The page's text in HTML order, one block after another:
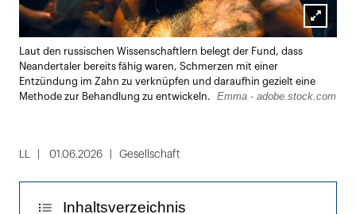
Lightbox
Laut den russischen Wissenschaftlern belegt der Fund, dass
Neandertaler bereits fähig waren, Schmerzen mit einer
Entzündung im Zahn zu verknüpfen und daraufhin gezielt eine
Methode zur Behandlung zu entwickeln.
Emma - adobe.stock.com
01.06.2026 Gesellschaft
Inhaltsverzeichnis